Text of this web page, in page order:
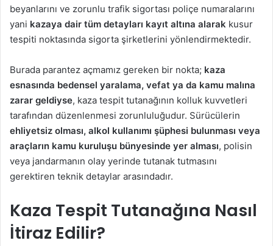
beyanlarını ve zorunlu trafik sigortası poliçe numaralarını
yani kazaya dair tüm detayları kayıt altına alarak kusur
tespiti noktasında sigorta şirketlerini yönlendirmektedir.
Burada parantez açmamız gereken bir nokta; kaza
esnasında bedensel yaralama, vefat ya da kamu malına
zarar geldiyse, kaza tespit tutanağının kolluk kuvvetleri
tarafından düzenlenmesi zorunluluğudur. Sürücülerin
ehliyetsiz olması, alkol kullanımı şüphesi bulunması veya
araçların kamu kuruluşu bünyesinde yer alması, polisin
veya jandarmanın olay yerinde tutanak tutmasını
gerektiren teknik detaylar arasındadır.
Kaza Tespit Tutanağına Nasıl
İtiraz Edilir?